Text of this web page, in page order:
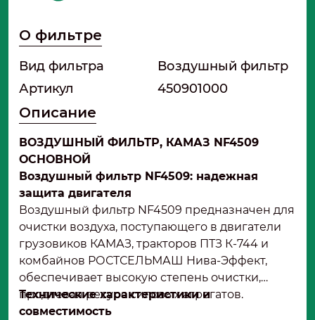
О фильтре
Вид фильтра
Воздушный фильтр
Артикул
450901000
Описание
ВОЗДУШНЫЙ ФИЛЬТР, КАМАЗ NF4509
ОСНОВНОЙ
Воздушный фильтр NF4509: надежная
защита двигателя
Воздушный фильтр NF4509 предназначен для
очистки воздуха, поступающего в двигатели
грузовиков КАМАЗ, тракторов ПТЗ К-744 и
комбайнов РОСТСЕЛЬМАШ Нива-Эффект,
обеспечивает высокую степень очистки,
продлевая ресурс силовых агрегатов.
Технические характеристики и
совместимость